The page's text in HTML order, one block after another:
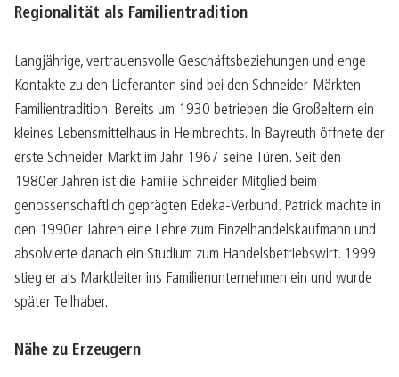
Regionalität als Familientradition
Langjährige, vertrauensvolle Geschäftsbeziehungen und enge
Kontakte zu den Lieferanten sind bei den Schneider-Märkten
Familientradition. Bereits um 1930 betrieben die Großeltern ein
kleines Lebensmittelhaus in Helmbrechts. In Bayreuth öffnete der
erste Schneider Markt im Jahr 1967 seine Türen. Seit den
1980er Jahren ist die Familie Schneider Mitglied beim
genossenschaftlich geprägten Edeka-Verbund. Patrick machte in
den 1990er Jahren eine Lehre zum Einzelhandelskaufmann und
absolvierte danach ein Studium zum Handelsbetriebswirt. 1999
stieg er als Marktleiter ins Familienunternehmen ein und wurde
später Teilhaber.
Nähe zu Erzeugern